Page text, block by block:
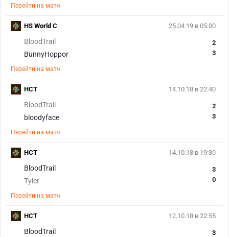
Перейти на матч
25.04.19 в 05:00
BloodTrail
BunnyHoppor
2
3
Перейти на матч
HS World C
14.10.18 в 22:40
BloodTrail
bloodyface
2
3
Перейти на матч
HCT
14.10.18 в 19:30
BloodTrail
Tyler
3
0
Перейти на матч
HCT
12.10.18 в 22:55
BloodTrail
3
HCT